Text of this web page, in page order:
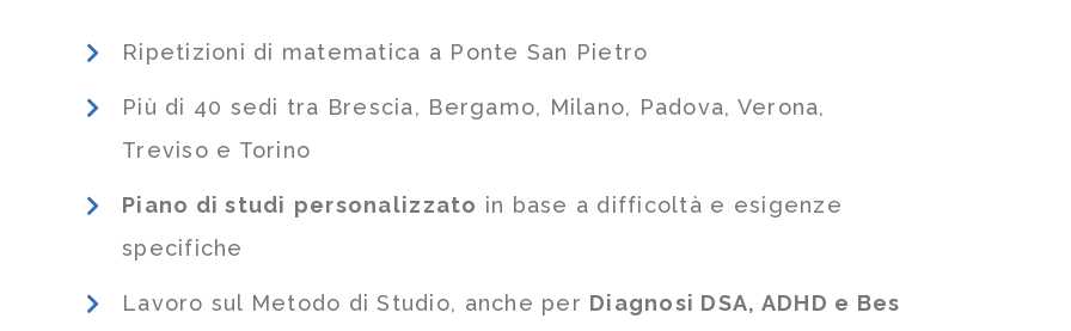
Ripetizioni di matematica a Ponte San Pietro
Più di 40 sedi tra Brescia, Bergamo, Milano, Padova, Verona,
Treviso e Torino
Piano di studi personalizzato in base a difficoltà e esigenze
specifiche
Lavoro sul Metodo di Studio, anche per Diagnosi DSA, ADHD e Bes